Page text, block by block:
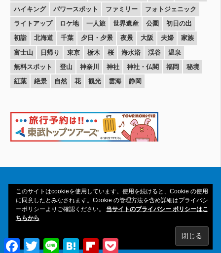
ハイキング
パワースポット ファミリー
フォトジェニック
ライトアップ
ロケ地 一人旅 世界遺産 公園
初日の出
初詣
北海道 千葉 夕日・夕景 夜景 大阪 夫婦
家族
富士山
日帰り 東京 栃木 桜 海水浴 渓谷
温泉
無料スポット
登山 神奈川 神社 神社・仏閣 福岡
秘境
紅葉
絶景 自然 花 観光 雲海 静岡
Copyright© 2016-2026amAtavi All Rights
Facebook
TwitterLine HatenaFlipboard
このサイトはcookieを使用しています。使用を続けると、Cookie の使用
に同意したとみなされます。Cookie の管理方法を含め詳細はプライバシ
ーポリシーよりご確認ください。 当サイトのプライバシー ポリシーはこ
ちらから